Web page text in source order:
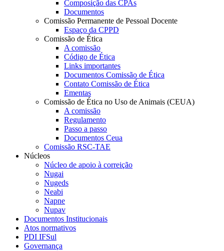
Composição das CPAs
Documentos
Comissão Permanente de Pessoal Docente
Espaço da CPPD
Comissão de Ética
A comissão
Código de Ética
Links importantes
Documentos Comissão de Ética
Contato Comissão de Ética
Ementas
Comissão de Ética no Uso de Animais (CEUA)
A comissão
Regulamento
Passo a passo
Documentos Ceua
Comissão RSC-TAE
Núcleos
Núcleo de apoio à correição
Nugai
Nugeds
Neabi
Napne
Nupav
Documentos Institucionais
Atos normativos
PDI IFSul
Governança